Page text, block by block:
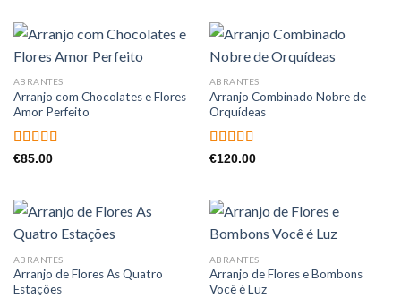
ABRANTES
Arranjo com Chocolates e Flores
Amor Perfeito
Avaliação
€85.00
ABRANTES
Arranjo Combinado Nobre de
Orquídeas
Avaliação
€120.00
ABRANTES
Arranjo de Flores As Quatro
Estações
ABRANTES
Arranjo de Flores e Bombons
Você é Luz